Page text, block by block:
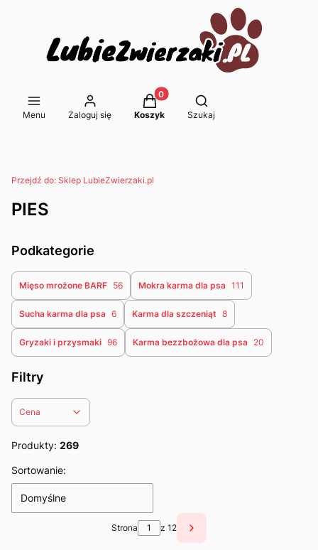
Menu Zaloguj się
Produkty w koszyku: 0. Zobacz
Koszyk
Otwórz wyszukiwarkę
Szukaj
Przejdź do: Sklep LubieZwierzaki.pl
PIES
Podkategorie
Mięso mrożone BARF 56 Mokra karma dla psa 111
Sucha karma dla psa 6 Karma dla szczeniąt 8
Gryzaki i przysmaki 96 Karma bezzbożowa dla psa 20
Filtry
Cena
Koniec filtrów
Produkty: 269
Lista produktów
Sortowanie:
Domyślne
Strona z 12 Następne produkty